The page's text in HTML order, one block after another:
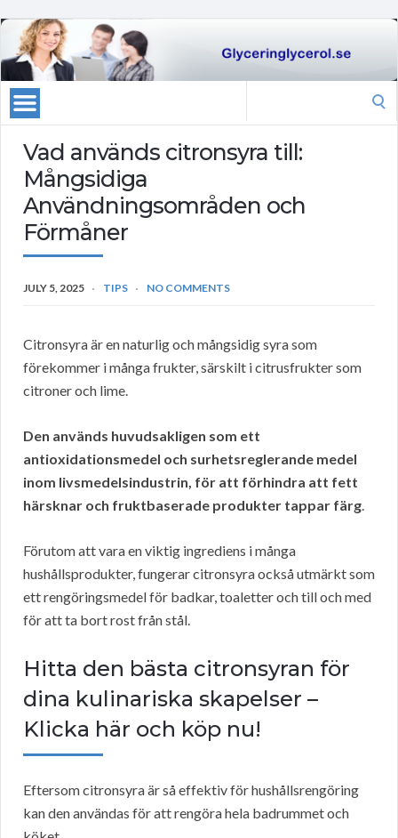
Vad används citronsyra till:
Mångsidiga
Användningsområden och
Förmåner
JULY 5, 2025 TIPS NO COMMENTS
Citronsyra är en naturlig och mångsidig syra som
förekommer i många frukter, särskilt i citrusfrukter som
citroner och lime.
Den används huvudsakligen som ett
antioxidationsmedel och surhetsreglerande medel
inom livsmedelsindustrin, för att förhindra att fett
härsknar och fruktbaserade produkter tappar färg.
Förutom att vara en viktig ingrediens i många
hushållsprodukter, fungerar citronsyra också utmärkt som
ett rengöringsmedel för badkar, toaletter och till och med
för att ta bort rost från stål.
Hitta den bästa citronsyran för
dina kulinariska skapelser –
Klicka här och köp nu!
Eftersom citronsyra är så effektiv för hushållsrengöring
kan den användas för att rengöra hela badrummet och